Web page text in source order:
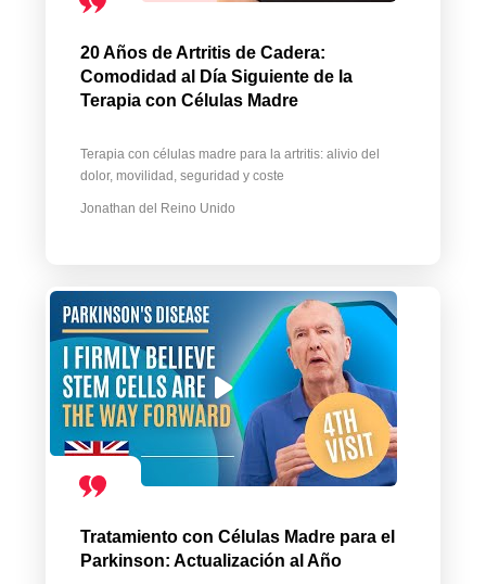
20 Años de Artritis de Cadera:
Comodidad al Día Siguiente de la
Terapia con Células Madre
Terapia con células madre para la artritis: alivio del
dolor, movilidad, seguridad y coste
Jonathan del Reino Unido
Tratamiento con Células Madre para el
Parkinson: Actualización al Año